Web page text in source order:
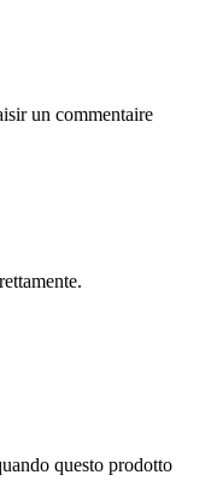
un commentaire
questo prodotto